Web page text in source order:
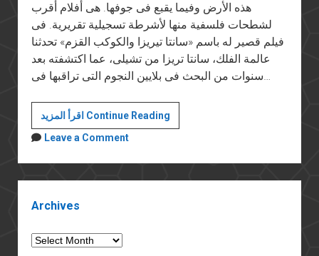
هذه الأرض وفيما يقبع فى جوفها. هى أفلام أقرب
لشطحات فلسفية منها لأشرطة تسجيلية تقريرية. فى
فيلم قصير له باسم «سانتا تيريزا والكوكب القزم» تحدثنا
عالمة الفلك، سانتا تريزا من تشيلى، عما اكتشفته بعد
سنوات من البحث فى بلايين النجوم التى تراقبها فى…
اقرأ المزيد Continue Readingالحنين
إلى
Leave a Comment
Archives
Archives